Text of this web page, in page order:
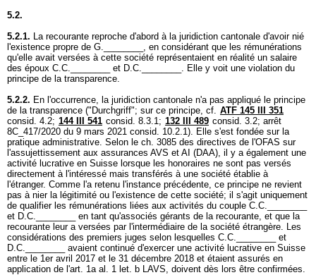
5.2.
5.2.1. La recourante reproche d'abord à la juridiction cantonale d'avoir nié
l'existence propre de G.________, en considérant que les rémunérations
qu'elle avait versées à cette société représentaient en réalité un salaire
des époux C.C.________ et D.C.________. Elle y voit une violation du
principe de la transparence.
5.2.2. En l'occurrence, la juridiction cantonale n'a pas appliqué le principe
de la transparence ("Durchgriff"; sur ce principe, cf. ATF 145 III 351
consid. 4.2; 144 III 541 consid. 8.3.1; 132 III 489 consid. 3.2; arrêt
8C_417/2020 du 9 mars 2021 consid. 10.2.1). Elle s'est fondée sur la
pratique administrative. Selon le ch. 3085 des directives de l'OFAS sur
l'assujettissement aux assurances AVS et AI (DAA), il y a également une
activité lucrative en Suisse lorsque les honoraires ne sont pas versés
directement à l'intéressé mais transférés à une société établie à
l'étranger. Comme l'a retenu l'instance précédente, ce principe ne revient
pas à nier la légitimité ou l'existence de cette société; il s'agit uniquement
de qualifier les rémunérations liées aux activités du couple C.C.________
et D.C.________ en tant qu'associés gérants de la recourante, et que la
recourante leur a versées par l'intermédiaire de la société étrangère. Les
considérations des premiers juges selon lesquelles C.C.________ et
D.C.________ avaient continué d'exercer une activité lucrative en Suisse
entre le 1er avril 2017 et le 31 décembre 2018 et étaient assurés en
application de l'art. 1a al. 1 let. b LAVS, doivent dès lors être confirmées.